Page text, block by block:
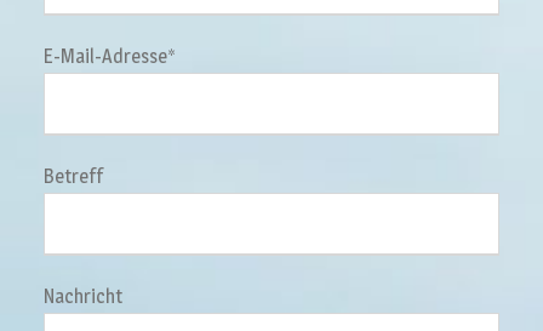
E-Mail-Adresse*
Betreff
Nachricht